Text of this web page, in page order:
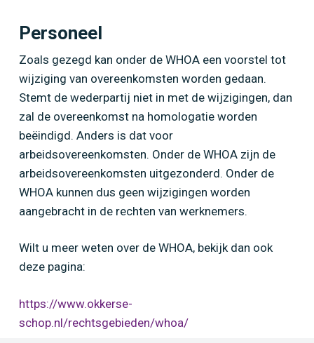
Personeel
Zoals gezegd kan onder de WHOA een voorstel tot
wijziging van overeenkomsten worden gedaan.
Stemt de wederpartij niet in met de wijzigingen, dan
zal de overeenkomst na homologatie worden
beëindigd. Anders is dat voor
arbeidsovereenkomsten. Onder de WHOA zijn de
arbeidsovereenkomsten uitgezonderd. Onder de
WHOA kunnen dus geen wijzigingen worden
aangebracht in de rechten van werknemers.
Wilt u meer weten over de WHOA, bekijk dan ook
deze pagina:
https://www.okkerse-
schop.nl/rechtsgebieden/whoa/